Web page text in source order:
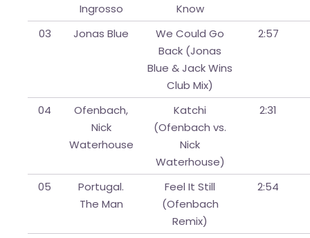
Ingrosso
Know
03 Jonas Blue
We Could Go
Back (Jonas
Blue & Jack Wins
Club Mix)
2:57
04
Ofenbach,
Nick
Waterhouse
Katchi
(Ofenbach vs.
Nick
Waterhouse)
2:31
05
Portugal.
The Man
Feel It Still
(Ofenbach
Remix)
2:54